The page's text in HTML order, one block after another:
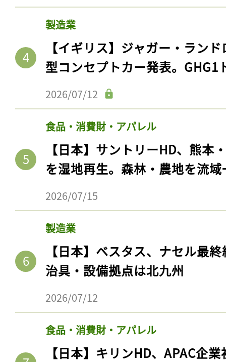
製造業
【イギリス】ジャガー・ラン
型コンセプトカー発表。GHG1
2026/07/12
食品・消費財・アパレル
【日本】サントリーHD、熊本
を湿地再生。森林・農地を流
2026/07/15
製造業
【日本】ベスタス、ナセル最
治具・設備拠点は北九州
2026/07/12
食品・消費財・アパレル
【日本】キリンHD、APAC企
記事をお気に入りに
ログインが必
ログイン
会員登録